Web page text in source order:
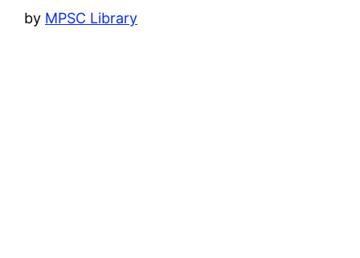
by MPSC Library